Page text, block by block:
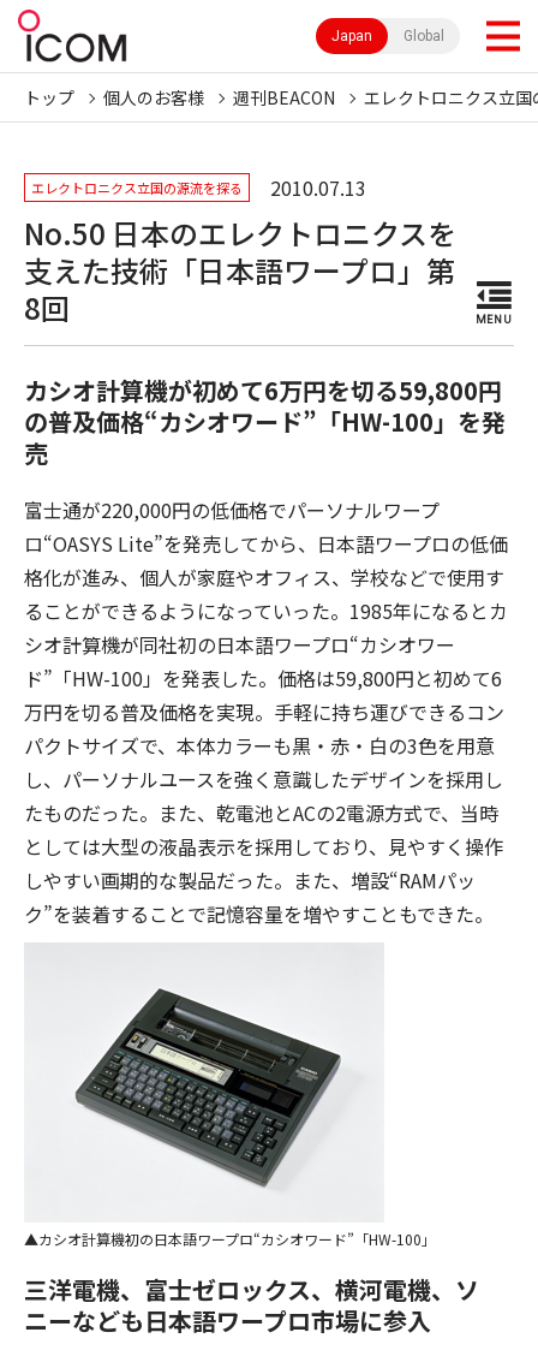
Japan Global
トップ 個人のお客様 週刊BEACON エレクトロニクス立
エレクトロニクス立国の源流を探る 2010.07.13
No.50 日本のエレクトロニクスを
支えた技術「日本語ワープロ」第
8回
MENU
カシオ計算機が初めて6万円を切る59,800円
の普及価格“カシオワード”「HW-100」を発
売
富士通が220,000円の低価格でパーソナルワープ
ロ“OASYS Lite”を発売してから、日本語ワープロの低価
格化が進み、個人が家庭やオフィス、学校などで使用す
ることができるようになっていった。1985年になるとカ
シオ計算機が同社初の日本語ワープロ“カシオワー
ド”「HW-100」を発表した。価格は59,800円と初めて6
万円を切る普及価格を実現。手軽に持ち運びできるコン
パクトサイズで、本体カラーも黒・赤・白の3色を用意
し、パーソナルユースを強く意識したデザインを採用し
たものだった。また、乾電池とACの2電源方式で、当時
としては大型の液晶表示を採用しており、見やすく操作
しやすい画期的な製品だった。また、増設“RAMパッ
ク”を装着することで記憶容量を増やすこともできた。
カシオ計算機初の日本語ワープロ“カシオワード”「HW-100」
三洋電機、富士ゼロックス、横河電機、ソ
ニーなども日本語ワープロ市場に参入